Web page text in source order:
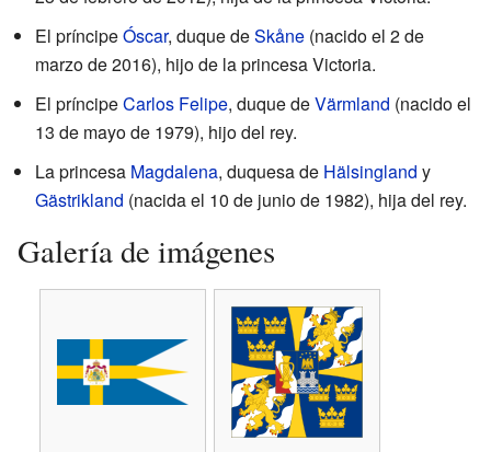
El príncipeÓscar, duque deSkåne (nacido el 2 de
marzo de 2016), hijo de la princesa Victoria.
El príncipeCarlos Felipe, duque deVärmland (nacido el
13 de mayo de 1979), hijo del rey.
La princesa Magdalena, duquesa de Hälsingland y
Gästrikland (nacida el 10 de junio de 1982), hija del rey.
Galería de imágenes